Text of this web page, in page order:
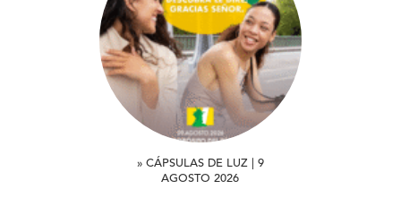
» CÁPSULAS DE LUZ | 9
AGOSTO 2026